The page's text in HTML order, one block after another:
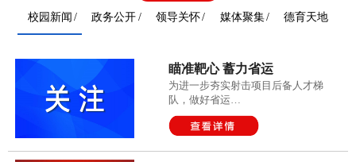
校园新闻 政务公开 领导关怀 媒体聚集 德育天地
瞄准靶心 蓄力省运
为进一步夯实射击项目后备人才梯
队，做好省运…